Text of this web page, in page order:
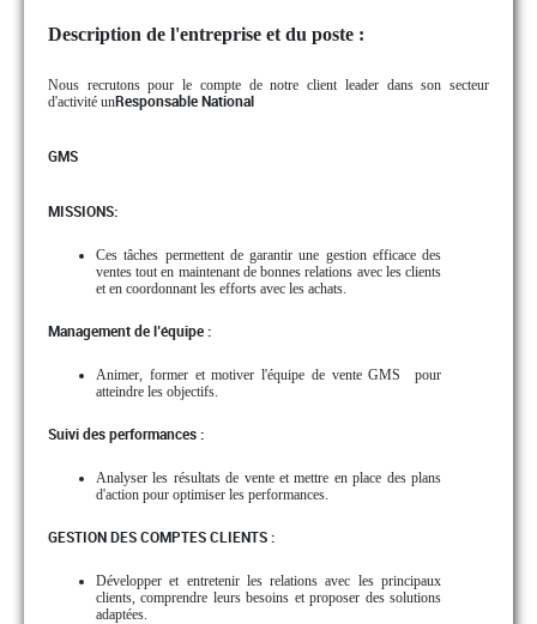
Description de l'entreprise et du poste :
Nous recrutons pour le compte de notre client leader dans son secteur
d'activité unResponsable National
GMS
MISSIONS:
Ces tâches permettent de garantir une gestion efficace des
ventes tout en maintenant de bonnes relations avec les clients
et en coordonnant les efforts avec les achats.
Management de l’équipe :
Animer, former et motiver l'équipe de vente GMS
pour
atteindre les objectifs.
Suivi des performances :
Analyser les résultats de vente et mettre en place des plans
d'action pour optimiser les performances.
GESTION DES COMPTES CLIENTS :
Développer et entretenir les relations avec les principaux
clients, comprendre leurs besoins et proposer des solutions
adaptées.